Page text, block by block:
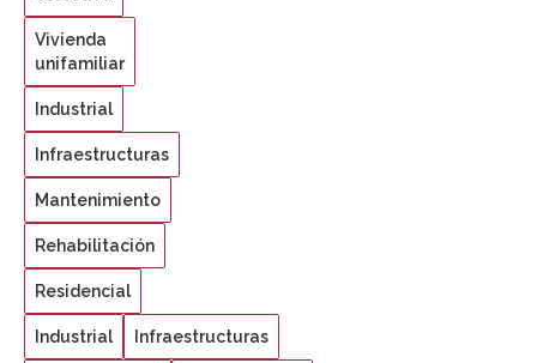
Vivienda
unifamiliar
Industrial
Infraestructuras
Mantenimiento
Rehabilitación
Residencial
Industrial Infraestructuras